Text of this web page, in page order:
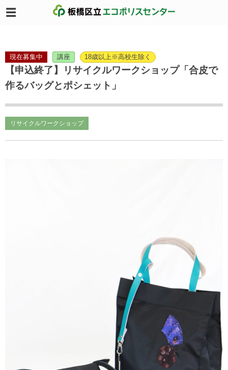
現在募集中 講座 18歳以上※高校生除く
【申込終了】リサイクルワークショップ「合皮で
作るバッグとポシェット」
リサイクルワークショップ